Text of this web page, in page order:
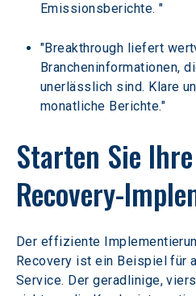
Emissionsberichte. "
"Breakthrough liefert
Brancheninformationen,
unerlässlich sind. Klare
monatliche Berichte."
Starten Sie
Recovery-
Der effiziente
Recovery ist ein Beispiel für
Service. Der geradlinige,